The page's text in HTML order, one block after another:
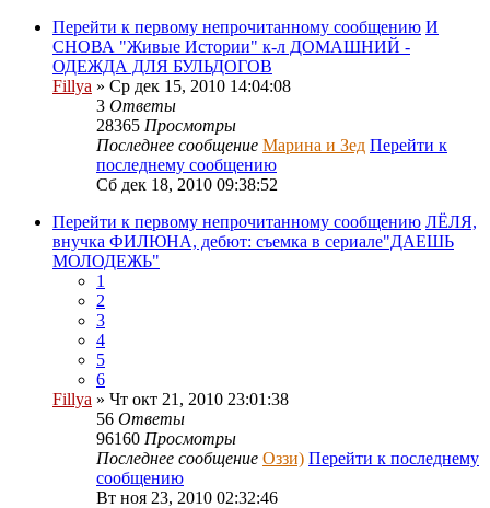
Перейти к первому непрочитанному сообщению И
СНОВА "Живые Истории" к-л ДОМАШНИЙ -
ОДЕЖДА ДЛЯ БУЛЬДОГОВ
Fillya » Ср дек 15, 2010 14:04:08
3 Ответы
28365 Просмотры
Последнее сообщение Марина и Зед Перейти к
последнему сообщению
Сб дек 18, 2010 09:38:52
Перейти к первому непрочитанному сообщению ЛЁЛЯ,
внучка ФИЛЮНА, дебют: съемка в сериале"ДАЕШЬ
МОЛОДЕЖЬ"
1
2
3
4
5
6
Fillya » Чт окт 21, 2010 23:01:38
56 Ответы
96160 Просмотры
Последнее сообщение Оззи) Перейти к последнему
сообщению
Вт ноя 23, 2010 02:32:46